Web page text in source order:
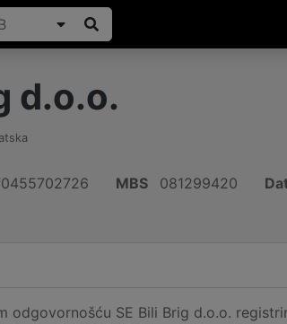
d.o.o.
MBS 081299420
odgovornošću SE Bili Brig d.o.o.